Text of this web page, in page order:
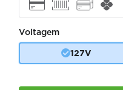
Voltagem
127V